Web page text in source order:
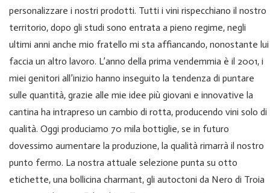
personalizzare i nostri prodotti. Tutti i vini rispecchiano il nostro
territorio, dopo gli studi sono entrata a pieno regime, negli
ultimi anni anche mio fratello mi sta affiancando, nonostante lui
faccia un altro lavoro. L’anno della prima vendemmia è il 2001, i
miei genitori all’inizio hanno inseguito la tendenza di puntare
sulle quantità, grazie alle mie idee più giovani e innovative la
cantina ha intrapreso un cambio di rotta, producendo vini solo di
qualità. Oggi produciamo 70 mila bottiglie, se in futuro
dovessimo aumentare la produzione, la qualità rimarrà il nostro
punto fermo. La nostra attuale selezione punta su otto
etichette, una bollicina charmant, gli autoctoni da Nero di Troia